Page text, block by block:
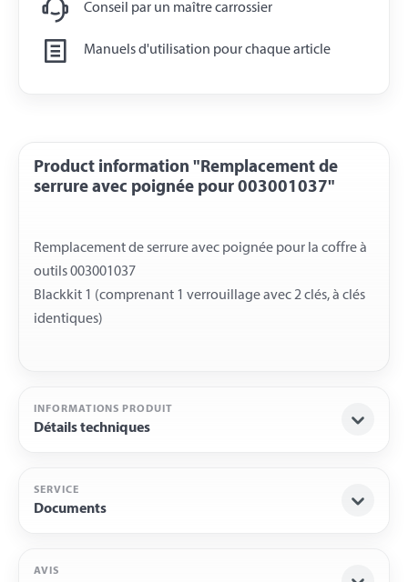
Conseil par un maître carrossier
Manuels d'utilisation pour chaque article
Product information "Remplacement de
serrure avec poignée pour 003001037"
Remplacement de serrure avec poignée pour la coffre à
outils 003001037
Blackkit 1 (comprenant 1 verrouillage avec 2 clés, à clés
INFORMATIONS PRODUIT
Détails techniques
SERVICE
Documents
AVIS